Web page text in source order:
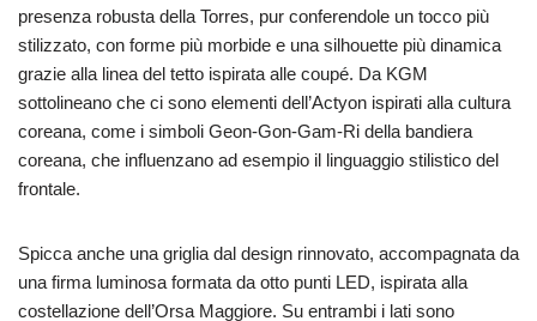
presenza robusta della Torres, pur conferendole un tocco più
stilizzato, con forme più morbide e una silhouette più dinamica
grazie alla linea del tetto ispirata alle coupé. Da KGM
sottolineano che ci sono elementi dell’Actyon ispirati alla cultura
coreana, come i simboli Geon-Gon-Gam-Ri della bandiera
coreana, che influenzano ad esempio il linguaggio stilistico del
frontale.
Spicca anche una griglia dal design rinnovato, accompagnata da
una firma luminosa formata da otto punti LED, ispirata alla
costellazione dell’Orsa Maggiore. Su entrambi i lati sono